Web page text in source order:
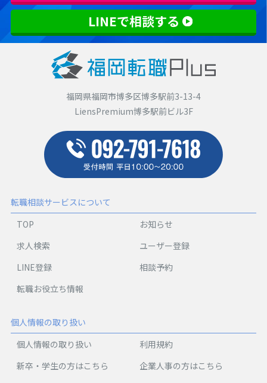
LINEで相談する
福岡県福岡市博多区博多駅前3-13-4
LiensPremium博多駅前ビル3F
転職相談サービスについて
TOP
お知らせ
求人検索
ユーザー登録
LINE登録
相談予約
転職お役立ち情報
個人情報の取り扱い
個人情報の取り扱い
利用規約
新卒・学生の方はこちら
企業人事の方はこちら